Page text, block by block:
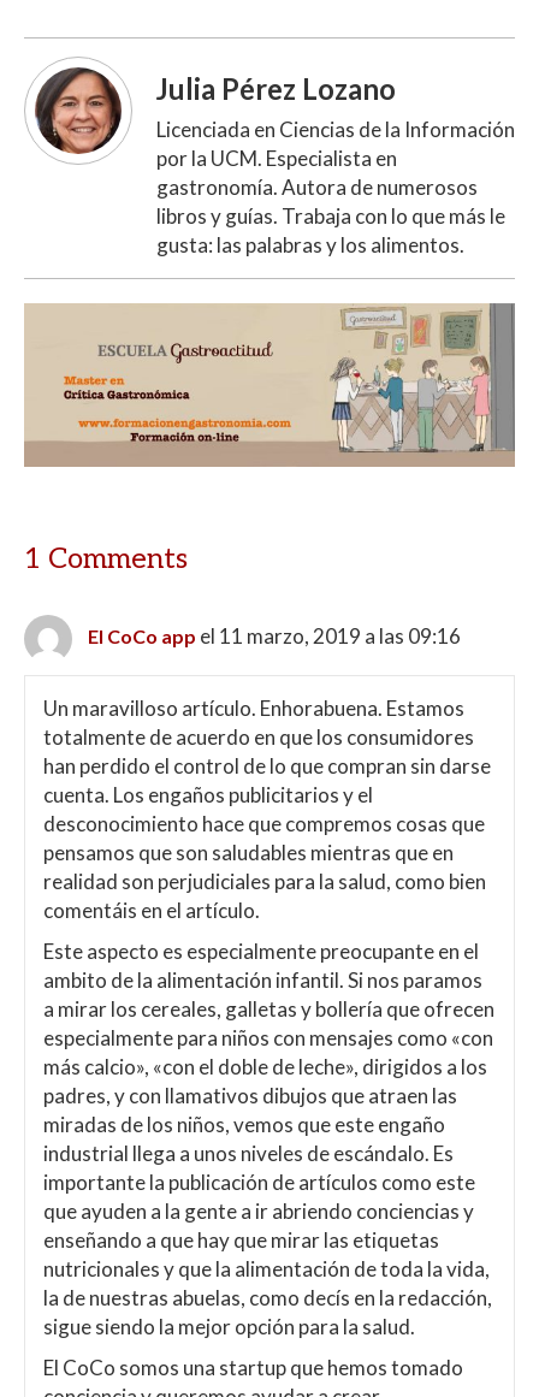
Julia Pérez Lozano
Licenciada en Ciencias de la Información
por la UCM. Especialista en
gastronomía. Autora de numerosos
libros y guías. Trabaja con lo que más le
gusta: las palabras y los alimentos.
1 Comments
El CoCo app el 11 marzo, 2019 a las 09:16
Un maravilloso artículo. Enhorabuena. Estamos
totalmente de acuerdo en que los consumidores
han perdido el control de lo que compran sin darse
cuenta. Los engaños publicitarios y el
desconocimiento hace que compremos cosas que
pensamos que son saludables mientras que en
realidad son perjudiciales para la salud, como bien
comentáis en el artículo.
Este aspecto es especialmente preocupante en el
ambito de la alimentación infantil. Si nos paramos
a mirar los cereales, galletas y bollería que ofrecen
especialmente para niños con mensajes como «con
más calcio», «con el doble de leche», dirigidos a los
padres, y con llamativos dibujos que atraen las
miradas de los niños, vemos que este engaño
industrial llega a unos niveles de escándalo. Es
importante la publicación de artículos como este
que ayuden a la gente a ir abriendo conciencias y
enseñando a que hay que mirar las etiquetas
nutricionales y que la alimentación de toda la vida,
la de nuestras abuelas, como decís en la redacción,
sigue siendo la mejor opción para la salud.
El CoCo somos una startup que hemos tomado